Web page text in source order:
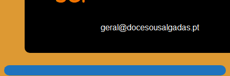
Pesquisa